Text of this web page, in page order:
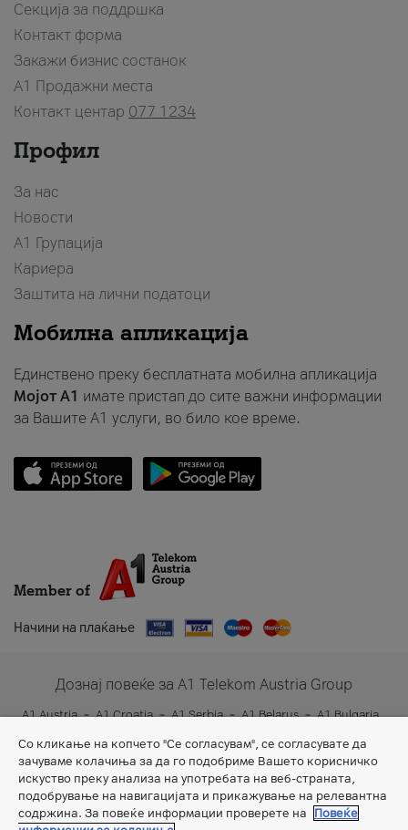
Секција за поддршка
Контакт форма
Закажи бизнис состанок
A1 Продажни места
Контакт центар 077 1234
Профил
За нас
Новости
А1 Групација
Кариера
Заштита на лични податоци
Мобилна апликација
Единствено преку бесплатната мобилна апликација
Мојот A1 имате пристап до сите важни информации
за Вашите A1 услуги, во било кое време.
Member of
Начини на плаќање
Дознај повеќе за A1 Telekom Austria Group
A1 Austria A1 Croatia A1 Serbia A1 Belarus
A1 Bulgaria
Со кликање на копчето "Се согласувам", се согласувате да
зачуваме колачиња за да го подобриме Вашето корисничко
искуство преку анализа на употребата на веб-страната,
подобрување на навигацијата и прикажување на релевантна
содржина. За повеќе информации проверете на
Повеќе